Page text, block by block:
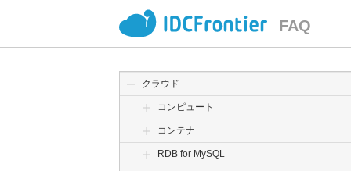
FAQ
クラウド
コンピュート
コンテナ
RDB for MySQL